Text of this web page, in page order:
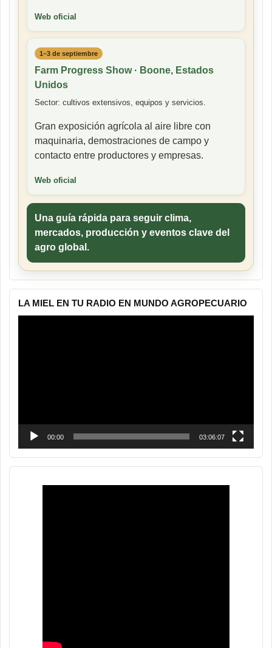
Web oficial
1–3 de septiembre
Farm Progress Show · Boone, Estados
Unidos
Sector: cultivos extensivos, equipos y servicios.
Gran exposición agrícola al aire libre con
maquinaria, demostraciones de campo y
contacto entre productores y empresas.
Web oficial
Una guía rápida para seguir clima,
mercados, producción y eventos clave del
agro global.
LA MIEL EN TU RADIO EN MUNDO AGROPECUARIO
00:00 03:06:07